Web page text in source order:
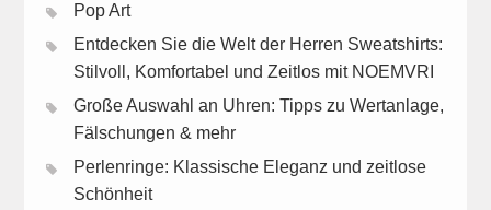
Pop Art
Entdecken Sie die Welt der Herren Sweatshirts:
Stilvoll, Komfortabel und Zeitlos mit NOEMVRI
Große Auswahl an Uhren: Tipps zu Wertanlage,
Fälschungen & mehr
Perlenringe: Klassische Eleganz und zeitlose
Schönheit